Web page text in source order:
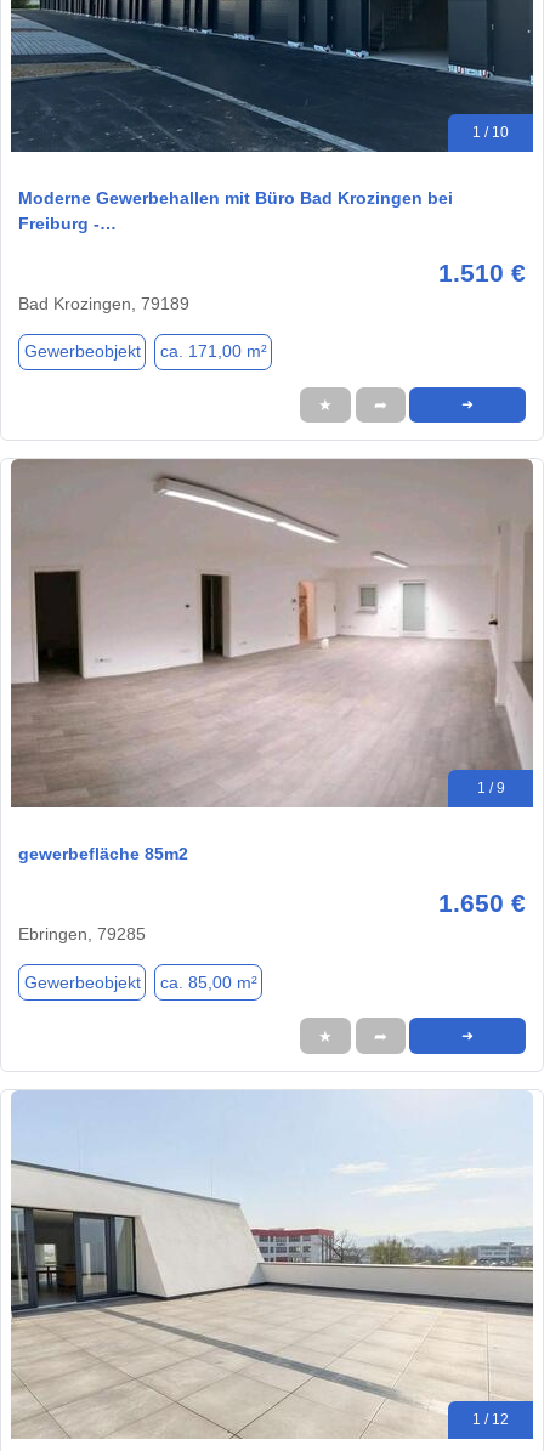
1 / 10
Moderne Gewerbehallen mit Büro Bad Krozingen bei
Freiburg -…
1.510 €
Bad Krozingen, 79189
Gewerbeobjekt ca. 171,00 m²
★ ➦ ➜
1 / 9
gewerbefläche 85m2
1.650 €
Ebringen, 79285
Gewerbeobjekt ca. 85,00 m²
★ ➦ ➜
1 / 12